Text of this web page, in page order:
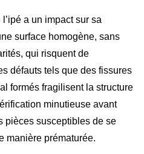
a un impact sur sa
surface homogène, sans
qui risquent de
défauts tels que des fissures
formés fragilisent la structure
minutieuse avant
pièces susceptibles de se
manière prématurée.